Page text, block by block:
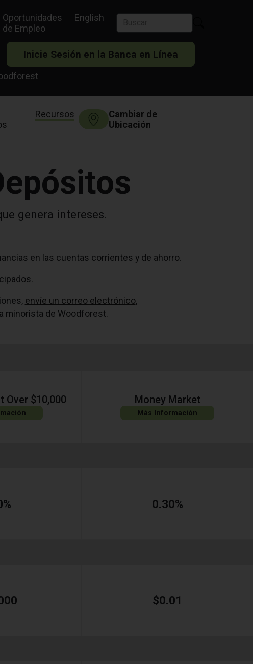
Oportunidades
de Empleo
English
Inicie Sesión en la Banca en Línea
Recursos
Cambiar de
Ubicación
genera intereses.
en las cuentas corrientes y de ahorro.
envíe un correo electrónico,
minorista de Woodforest.
Over $10,000 Money Market
Más Información
0.30%
$0.01